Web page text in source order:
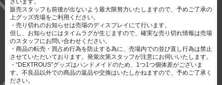
ざいます。
販売スタッフも前後が出ないよう最大限努力いたしますので、予めご了承の
上グッズ売場をご利用ください。
・売り切れのお知らせは売場のディスプレイにて行います。
但し、お知らせにはタイムラグが生じますので、確実な売り切れ情報は売場
のスタッフにお問い合わせください。
・商品の転売・買占め行為を防止する為に、売場内での並び直し行為は禁止
させていただいております。発覚次第スタッフが注意にお伺いいたします。
・“DEXTROUS”グッズはハンドメイドのため、1つ1つ個体差がございま
す。不良品以外での商品の返品や交換はいたしかねますので、予めご了承く
ださい。